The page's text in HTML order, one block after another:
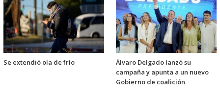
Se extendió ola de frío
Álvaro Delgado lanzó su
campaña y apunta a un nuevo
Gobierno de coalición